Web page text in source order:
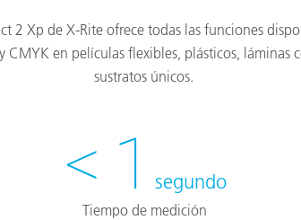
2 Xp de X-Rite ofrece todas las funciones
CMYK en películas flexibles, plásticos, láminas
sustratos únicos.
< 1 segundo
Tiempo de medición